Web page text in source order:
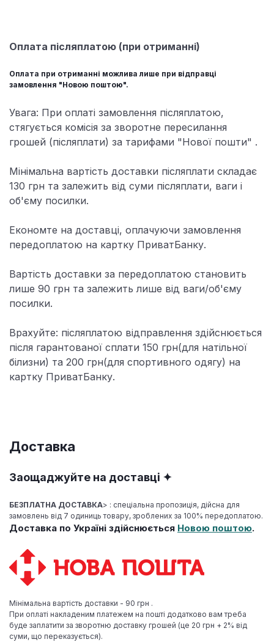
Оплата післяплатою (при отриманні)
Оплата при отриманні можлива лише при відправці
замовлення "Новою поштою".
Увага: При оплаті замовлення післяплатою,
стягується комісія за зворотне пересилання
грошей (післяплати) за тарифами "Нової пошти" .
Мінімальна вартість доставки післяплати складає
130 грн та залежить від суми післяплати, ваги і
об'єму посилки.
Економте на доставці, оплачуючи замовлення
передоплатою на картку ПриватБанку.
Вартість доставки за передоплатою становить
лише 90 грн та залежить лише від ваги/об'єму
посилки.
Врахуйте: післяплатою відправлення здійснюється
після гарантованої сплати 150 грн(для натільної
білизни) та 200 грн(для спортивного одягу) на
картку ПриватБанку.
Доставка
Заощаджуйте на доставці ✦
БЕЗПЛАТНА ДОСТАВКА> : спеціальна пропозиція, дійсна для
замовлень від 7 одиниць товару, зроблених за 100% передоплатою.
Доставка по Україні здійснюється Новою поштою.
Мінімальна вартість доставки - 90 грн .
При оплаті накладеним платежем на пошті додатково вам треба
буде заплатити за зворотню доставку грошей (це 20 грн + 2% від
суми, що переказується).